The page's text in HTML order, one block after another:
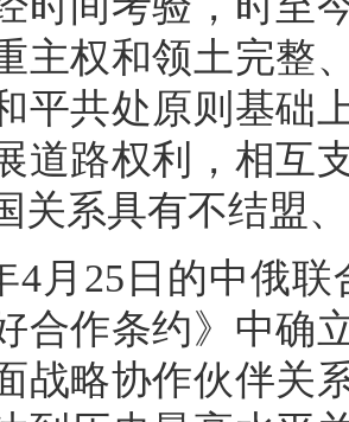
主权和领土完整
平共处原则基础
道路权利，相互
关系具有不结盟
4月25日的中俄
合作条约》中确
战略协作伙伴关